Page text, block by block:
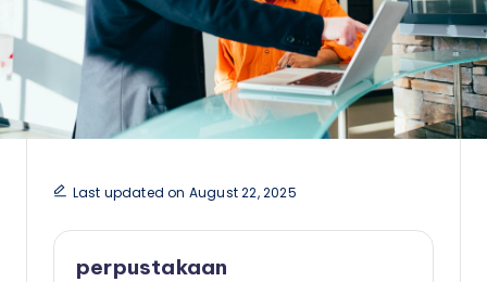
Last updated on August 22, 2025
perpustakaan